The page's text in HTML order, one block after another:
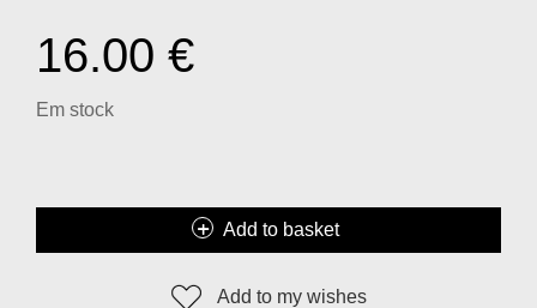
16.00 €
Em stock
Add to basket
Add to my wishes